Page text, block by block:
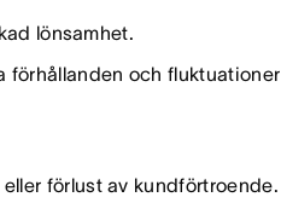
lönsamhet.
förhållanden och fluktuationer
förlust av kundförtroende.